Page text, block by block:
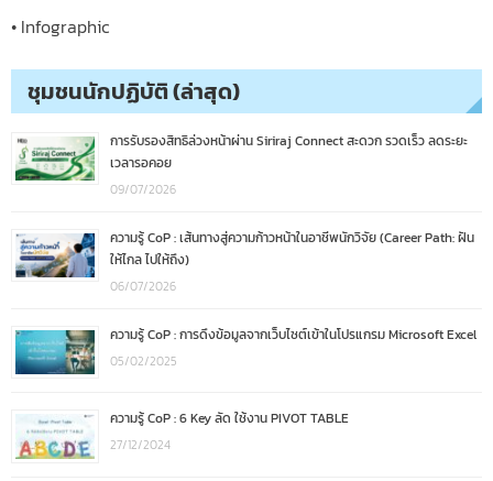
• Infographic
ชุมชนนักปฏิบัติ (ล่าสุด)
การรับรองสิทธิล่วงหน้าผ่าน Siriraj Connect สะดวก รวดเร็ว ลดระยะ
เวลารอคอย
09/07/2026
ความรู้ CoP : เส้นทางสู่ความก้าวหน้าในอาชีพนักวิจัย (Career Path: ฝัน
ให้ไกล ไปให้ถึง)
06/07/2026
ความรู้ CoP : การดึงข้อมูลจากเว็บไซต์เข้าในโปรแกรม Microsoft Excel
05/02/2025
ความรู้ CoP : 6 Key ลัด ใช้งาน PIVOT TABLE
27/12/2024